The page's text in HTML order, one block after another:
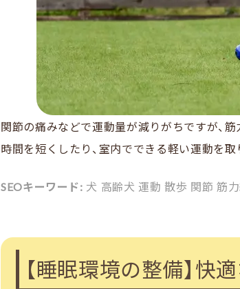
関節の痛みなどで運動量が減りがちですが、
時間を短くしたり、室内でできる軽い運動を取
SEOキーワード: 犬 高齢犬 運動 散歩 関節 筋
【睡眠環境の整備】快